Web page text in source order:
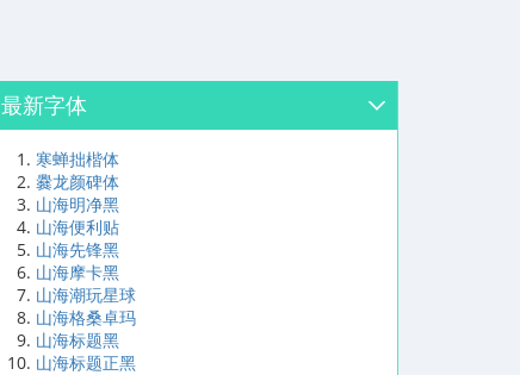
最新字体
寒蝉拙楷体
爨龙颜碑体
山海明净黑
山海便利贴
山海先锋黑
山海摩卡黑
山海潮玩星球
山海格桑卓玛
山海标题黑
山海标题正黑